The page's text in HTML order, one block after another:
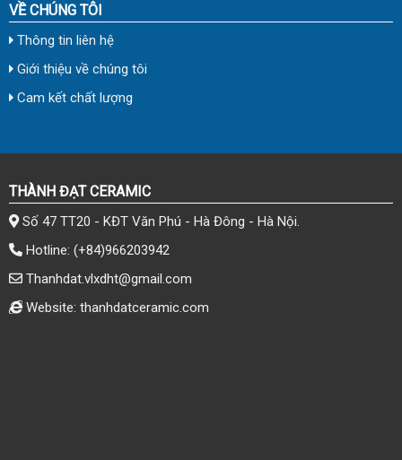
VỀ CHÚNG TÔI
Thông tin liên hệ
Giới thiệu về chúng tôi
Cam kết chất lượng
THÀNH ĐẠT CERAMIC
Số 47 TT20 - KĐT Văn Phú - Hà Đông - Hà Nội.
Hotline: (+84)966203942
Thanhdat.vlxdht@gmail.com
Website: thanhdatceramic.com